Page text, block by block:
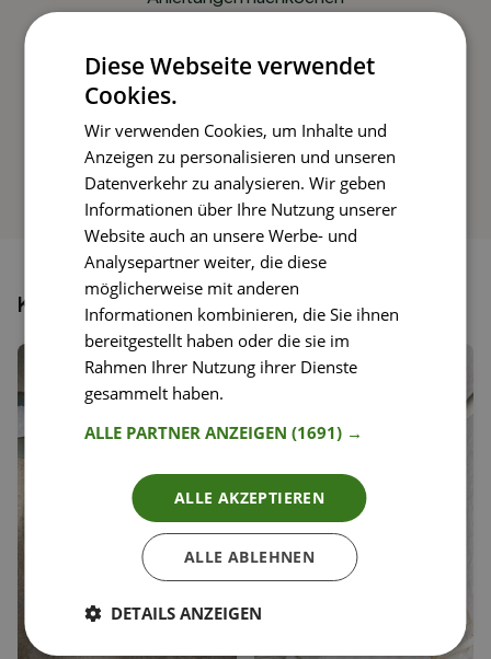
Könnte dir auch gefallen
Diese Webseite verwendet
Cookies.
Wir verwenden Cookies, um Inhalte und
Anzeigen zu personalisieren und unseren
Datenverkehr zu analysieren. Wir geben
Informationen über Ihre Nutzung unserer
Website auch an unsere Werbe- und
Analysepartner weiter, die diese
möglicherweise mit anderen
Informationen kombinieren, die Sie ihnen
bereitgestellt haben oder die sie im
Rahmen Ihrer Nutzung ihrer Dienste
gesammelt haben.
ALLE PARTNER ANZEIGEN(1691) →
ALLE AKZEPTIEREN
ALLE ABLEHNEN
DETAILS ANZEIGEN